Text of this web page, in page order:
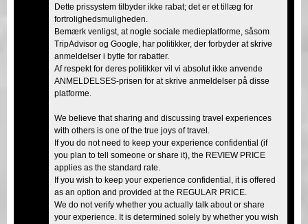
Dette prissystem tilbyder ikke rabat; det er et tillæg for
fortrolighedsmuligheden.
Bemærk venligst, at nogle sociale medieplatforme, såsom
TripAdvisor og Google, har politikker, der forbyder at skrive
anmeldelser i bytte for rabatter.
Af respekt for deres politikker vil vi absolut ikke anvende
ANMELDELSES-prisen for at skrive anmeldelser på disse
platforme.
We believe that sharing and discussing travel experiences
with others is one of the true joys of travel.
If you do not need to keep your experience confidential (if
you plan to tell someone or share it), the REVIEW PRICE
applies as the standard rate.
If you wish to keep your experience confidential, it is offered
as an option and provided at the REGULAR PRICE.
We do not verify whether you actually talk about or share
your experience. It is determined solely by whether you wish